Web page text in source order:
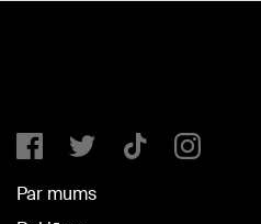
Par mums